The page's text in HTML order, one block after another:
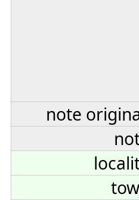
note